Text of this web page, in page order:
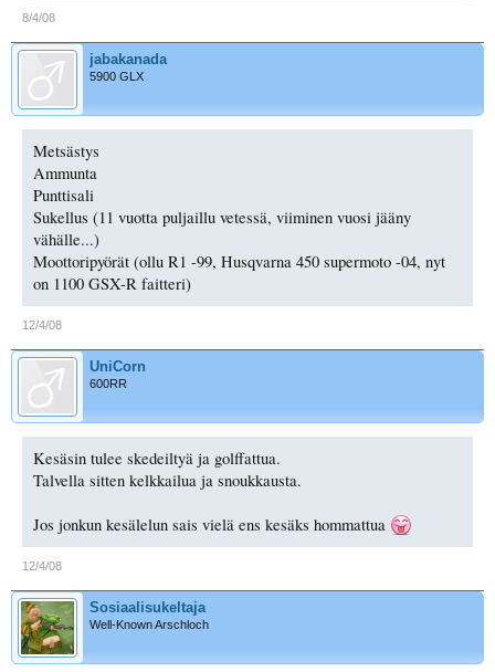
8/4/08
jabakanada
5900 GLX
Metsästys
Ammunta
Punttisali
Sukellus (11 vuotta puljaillu vetessä, viiminen vuosi jääny
vähälle...)
Moottoripyörät (ollu R1 -99, Husqvarna 450 supermoto -04, nyt
on 1100 GSX-R faitteri)
12/4/08
UniCorn
600RR
Kesäsin tulee skedeiltyä ja golffattua.
Talvella sitten kelkkailua ja snoukkausta.
Jos jonkun kesälelun sais vielä ens kesäks hommattua
12/4/08
Sosiaalisukeltaja
Well-Known Arschloch